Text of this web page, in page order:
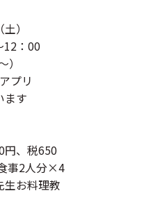
）
12：00
）
プリ
ます
円、税650
事2人分×4
生お料理教